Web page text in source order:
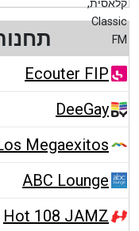
Ecouter FIP
DeeGay
Los Megaexitos
ABC Lounge
Hot 108 JAMZ